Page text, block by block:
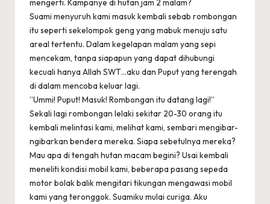
mengerti. Kampanye di hutan jam 2 malam?
Suami menyuruh kami masuk kembali sebab rombongan
itu seperti sekelompok geng yang mabuk menuju satu
areal tertentu. Dalam kegelapan malam yang sepi
mencekam, tanpa siapapun yang dapat dihubungi
kecuali hanya Allah SWT…aku dan Puput yang terengah
di dalam mencoba keluar lagi.
”Ummi! Puput! Masuk! Rombongan itu datang lagi!”
Sekali lagi rombongan lelaki sekitar 20-30 orang itu
kembali melintasi kami, melihat kami, sembari mengibar-
ngibarkan bendera mereka. Siapa sebetulnya mereka?
Mau apa di tengah hutan macam begini? Usai kembali
meneliti kondisi mobil kami, beberapa pasang sepeda
motor bolak balik mengitari tikungan mengawasi mobil
kami yang teronggok. Suamiku mulai curiga. Aku